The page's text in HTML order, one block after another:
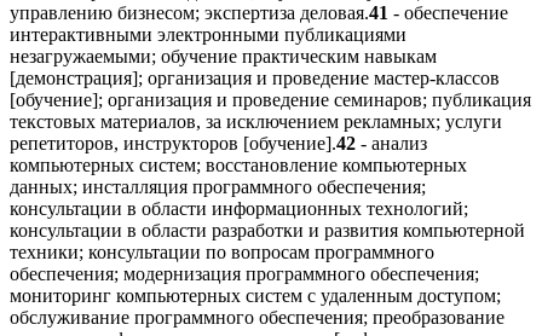
управлению бизнесом; экспертиза деловая.41 - обеспечение
интерактивными электронными публикациями
незагружаемыми; обучение практическим навыкам
[демонстрация]; организация и проведение мастер-классов
[обучение]; организация и проведение семинаров; публикация
текстовых материалов, за исключением рекламных; услуги
репетиторов, инструкторов [обучение].42 - анализ
компьютерных систем; восстановление компьютерных
данных; инсталляция программного обеспечения;
консультации в области информационных технологий;
консультации в области разработки и развития компьютерной
техники; консультации по вопросам программного
обеспечения; модернизация программного обеспечения;
мониторинг компьютерных систем с удаленным доступом;
обслуживание программного обеспечения; преобразование